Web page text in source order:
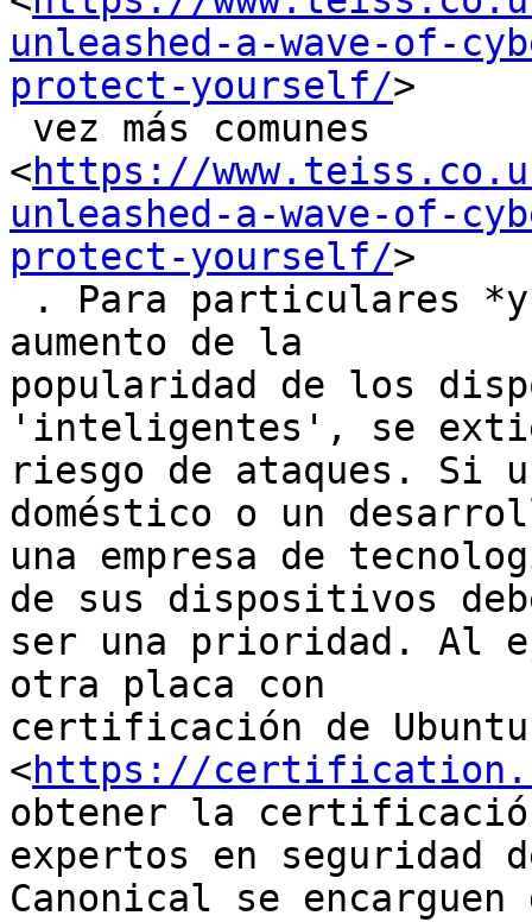
unleashed-a-wave-of-
protect-yourself/>
<https://
unleashed-a-wave-of-
protect-yourself/>
aumento de la
popularidad de los
'inteligentes', se
riesgo de ataques. Si
doméstico o un
una empresa de
de sus dispositivos
ser una prioridad. Al
otra placa con
certificación de Ubuntu
<https://
obtener la
expertos en seguridad
Canonical se